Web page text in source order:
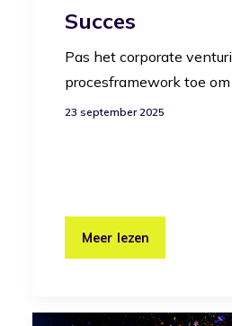
Succes
Pas het corporate
procesframework toe
23 september 2025
Meer lezen